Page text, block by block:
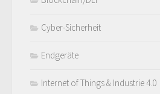
Cyber-Sicherheit
Endgeräte
Internet of Things & Industrie 4.0